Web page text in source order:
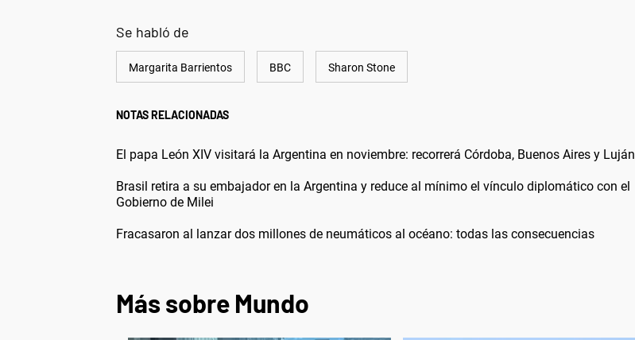
Se habló de
Margarita Barrientos BBC Sharon Stone
NOTAS RELACIONADAS
El papa León XIV visitará la Argentina en noviembre: recorrerá Córdoba, Buenos Aires y Luján
Brasil retira a su embajador en la Argentina y reduce al mínimo el vínculo diplomático con el
Gobierno de Milei
Fracasaron al lanzar dos millones de neumáticos al océano: todas las consecuencias
Más sobre Mundo